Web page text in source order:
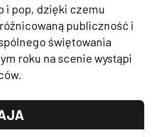
i pop, dzięki czemu
publiczność i
świętowania
roku na scenie wystąpi